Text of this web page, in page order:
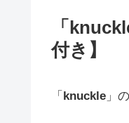
「
付き】
「 knuckle 」